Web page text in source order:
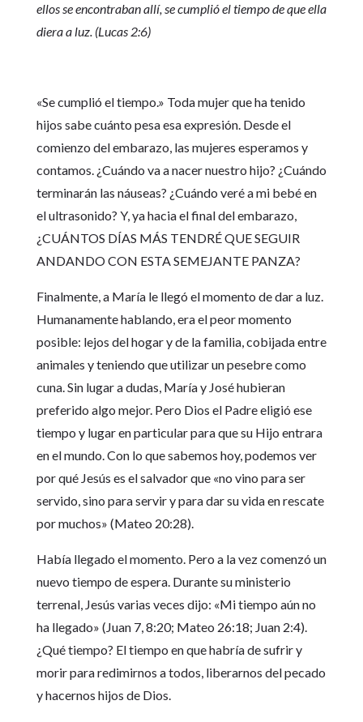
ellos se encontraban allí, se cumplió el tiempo de que ella
diera a luz. (Lucas 2:6)
«Se cumplió el tiempo.» Toda mujer que ha tenido
hijos sabe cuánto pesa esa expresión. Desde el
comienzo del embarazo, las mujeres esperamos y
contamos. ¿Cuándo va a nacer nuestro hijo? ¿Cuándo
terminarán las náuseas? ¿Cuándo veré a mi bebé en
el ultrasonido? Y, ya hacia el final del embarazo,
¿CUÁNTOS DÍAS MÁS TENDRÉ QUE SEGUIR
ANDANDO CON ESTA SEMEJANTE PANZA?
Finalmente, a María le llegó el momento de dar a luz.
Humanamente hablando, era el peor momento
posible: lejos del hogar y de la familia, cobijada entre
animales y teniendo que utilizar un pesebre como
cuna. Sin lugar a dudas, María y José hubieran
preferido algo mejor. Pero Dios el Padre eligió ese
tiempo y lugar en particular para que su Hijo entrara
en el mundo. Con lo que sabemos hoy, podemos ver
por qué Jesús es el salvador que «no vino para ser
servido, sino para servir y para dar su vida en rescate
por muchos» (Mateo 20:28).
Había llegado el momento. Pero a la vez comenzó un
nuevo tiempo de espera. Durante su ministerio
terrenal, Jesús varias veces dijo: «Mi tiempo aún no
ha llegado» (Juan 7, 8:20; Mateo 26:18; Juan 2:4).
¿Qué tiempo? El tiempo en que habría de sufrir y
morir para redimirnos a todos, liberarnos del pecado
y hacernos hijos de Dios.